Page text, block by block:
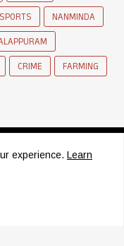
SPORTS
NANMINDA
CRIME
FARMING
experience. Learn